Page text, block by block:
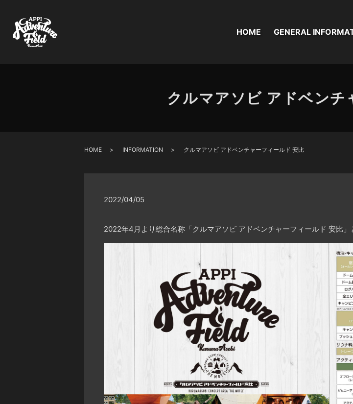
HOME GENERAL
クルマアソビ アドベンチ
HOME INFORMATION クルマアソビ アドベンチャーフィールド 安比
2022/04/05
2022年4月より総合名称「クルマアソビ アドベンチャーフィールド 安比